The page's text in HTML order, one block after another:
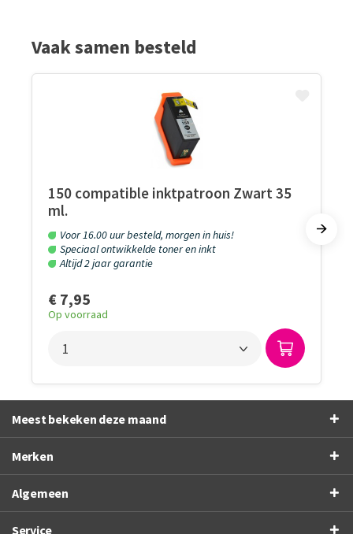
Vaak samen besteld
150 compatible inktpatroon Zwart 35
ml.
Voor 16.00 uur besteld, morgen in huis!
Speciaal ontwikkelde toner en inkt
Altijd 2 jaar garantie
€ 7,95
Op voorraad
Meest bekeken deze maand
Merken
Algemeen
Service